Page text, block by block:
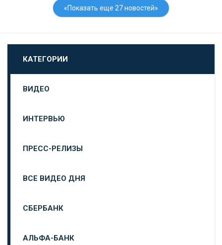
«Показать еще 27 новостей»
КАТЕГОРИИ
ВИДЕО
ИНТЕРВЬЮ
ПРЕСС-РЕЛИЗЫ
ВСЕ ВИДЕО ДНЯ
СБЕРБАНК
АЛЬФА-БАНК